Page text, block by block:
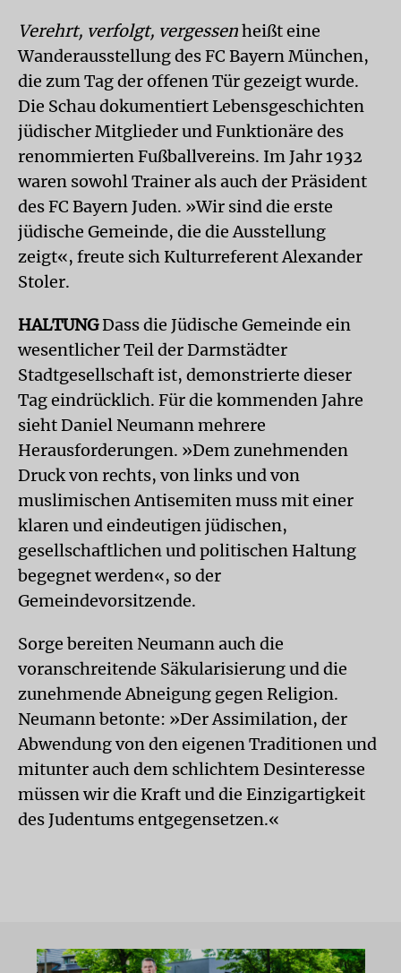
Verehrt, verfolgt, vergessenheißt eine
Wanderausstellung des FC Bayern München,
die zum Tag der offenen Tür gezeigt wurde.
Die Schau dokumentiert Lebensgeschichten
jüdischer Mitglieder und Funktionäre des
renommierten Fußballvereins. Im Jahr 1932
waren sowohl Trainer als auch der Präsident
des FC Bayern Juden. »Wir sind die erste
jüdische Gemeinde, die die Ausstellung
zeigt«, freute sich Kulturreferent Alexander
Stoler.
HALTUNGDass die Jüdische Gemeinde ein
wesentlicher Teil der Darmstädter
Stadtgesellschaft ist, demonstrierte dieser
Tag eindrücklich. Für die kommenden Jahre
sieht Daniel Neumann mehrere
Herausforderungen. »Dem zunehmenden
Druck von rechts, von links und von
muslimischen Antisemiten muss mit einer
klaren und eindeutigen jüdischen,
gesellschaftlichen und politischen Haltung
begegnet werden«, so der
Gemeindevorsitzende.
Sorge bereiten Neumann auch die
voranschreitende Säkularisierung und die
zunehmende Abneigung gegen Religion.
Neumann betonte: »Der Assimilation, der
Abwendung von den eigenen Traditionen und
mitunter auch dem schlichtem Desinteresse
müssen wir die Kraft und die Einzigartigkeit
des Judentums entgegensetzen.«